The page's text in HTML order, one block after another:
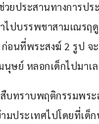
ยประสานทางการป
ปบรรพชาสามเณรฤ
อนที่พระสงฆ์ 2 รูป จ
ษย์ หลอกเด็กไปมาเล
สืบทราบพฤติกรรมพร
มประเทศไปโดยที่เด็